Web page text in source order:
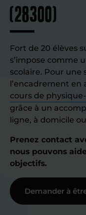
(28300)
Fort de 20 élèves
s’impose comme
scolaire. Pour une
l’encadrement en
cours de
grâce à un
ligne, à domicile
Prenez contact
nous pouvons
objectifs.
Demander à